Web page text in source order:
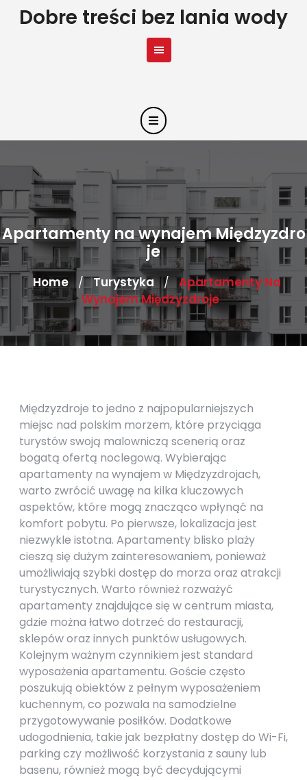
SkipDobre treści bez lania wody
Apartamenty na wynajem Międzyzdro
je
Home / Turystyka / Apartamenty Na
Wynajem Międzyzdroje
Międzyzdroje to jedno z najpopularniejszych
miejsc nad polskim morzem, które przyciąga
turystów swoją malowniczą scenerią oraz
bogatą ofertą noclegową. Wybierając
apartamenty na wynajem w Międzyzdrojach,
warto zwrócić uwagę na kilka kluczowych
aspektów, które mogą znacząco wpłynąć na
komfort pobytu. Po pierwsze, lokalizacja jest
niezwykle istotna. Apartamenty blisko plaży
cieszą się dużym zainteresowaniem, ponieważ
umożliwiają szybki dostęp do morza oraz atrakcji
turystycznych. Warto również rozważyć
apartamenty znajdujące się w centrum miasta,
gdzie można łatwo dotrzeć do restauracji,
sklepów oraz innych punktów usługowych.
Kolejnym ważnym czynnikiem jest standard
wyposażenia apartamentu. Goście często
poszukują obiektów z pełnym wyposażeniem
kuchennym, co pozwala na samodzielne
przygotowywanie posiłków. Dodatkowe
udogodnienia, takie jak bezpłatny dostęp do Wi-Fi,
parking czy możliwość korzystania z sauny lub
basenu, również mogą być decydującymi